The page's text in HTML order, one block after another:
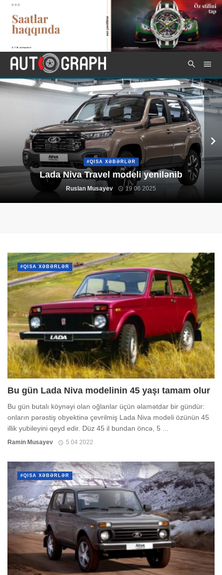
#QISA XƏBƏRLƏR
Lada Niva Travel modeli yenilənib
Ruslan Musayev 19 06 2025
#QISA XƏBƏRLƏR
Bu gün Lada Niva modelinin 45 yaşı tamam olur
Bu gün butalı köynəyi olan oğlanlar üçün əlamətdar bir gündür:
onların pərəstiş obyektinə çevrilmiş Lada Niva modeli özünün 45
illik yubileyini qeyd edir. Düz 45 il bundan öncə, 5 ...
Ramin Musayev 5 04 2022
#QISA XƏBƏRLƏR